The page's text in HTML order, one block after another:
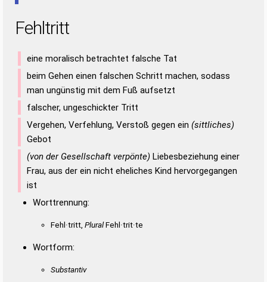
Fehltritt
eine moralisch betrachtet falsche Tat
beim Gehen einen falschen Schritt machen, sodass
man ungünstig mit dem Fuß aufsetzt
falscher, ungeschickter Tritt
Vergehen, Verfehlung, Verstoß gegen ein (sittliches)
Gebot
(von der Gesellschaft verpönte) Liebesbeziehung einer
Frau, aus der ein nicht eheliches Kind hervorgegangen
ist
Worttrennung:
Fehl·tritt, PluralFehl·trit·te
Wortform:
Substantiv